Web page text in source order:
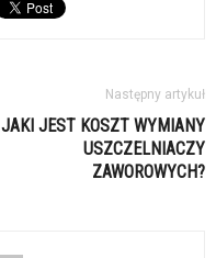
Następny artykuł
JAKI JEST KOSZT WYMIANY
USZCZELNIACZY
ZAWOROWYCH?